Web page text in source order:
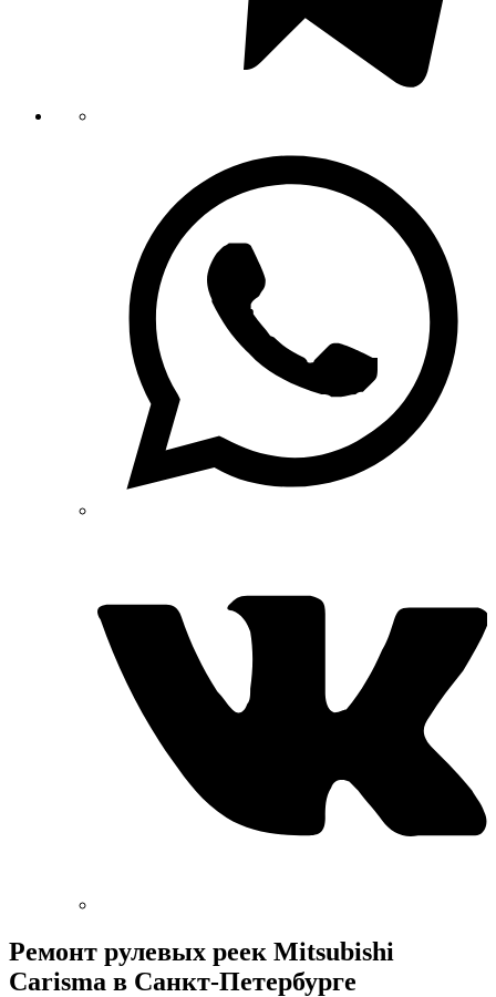
Ремонт рулевых реек Mitsubishi
Carisma в Санкт-Петербурге